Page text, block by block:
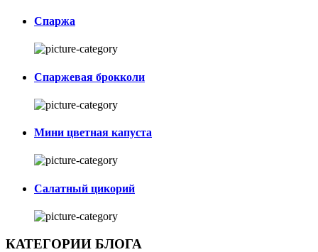
Спаржа
Спаржевая брокколи
Мини цветная капуста
Салатный цикорий
КАТЕГОРИИ БЛОГА